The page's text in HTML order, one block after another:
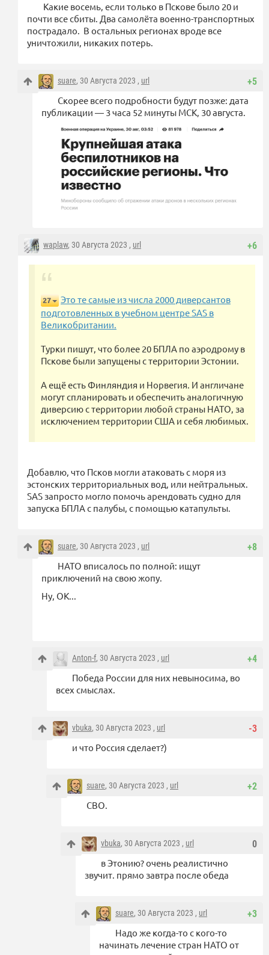
Какие восемь, если только в Пскове было 20 и
почти все сбиты. Два самолёта военно-транспортных
пострадало. В остальных регионах вроде все
уничтожили, никаких потерь.
+5
suare, 30 Августа 2023 , url
Скорее всего подробности будут позже: дата
публикации — 3 часа 52 минуты МСК, 30 августа.
+6
waplaw, 30 Августа 2023 , url
27
Это те самые из числа 2000 диверсантов
подготовленных в учебном центре SAS в
Великобритании.
Турки пишут, что более 20 БПЛА по аэродрому в
Пскове были запущены с территории Эстонии.
А ещё есть Финляндия и Норвегия. И англичане
могут спланировать и обеспечить аналогичную
диверсию с территории любой страны НАТО, за
исключением территории США и себя любимых.
Добавлю, что Псков могли атаковать с моря из
эстонских территориальных вод, или нейтральных.
SAS запросто могло помочь арендовать судно для
запуска БПЛА с палубы, с помощью катапульты.
+8
suare, 30 Августа 2023 , url
НАТО вписалось по полной: ищут
приключений на свою жопу.
Ну, ОК...
+4
Anton-f, 30 Августа 2023 , url
Победа России для них невыносима, во
всех смыслах.
-3
vbuka, 30 Августа 2023 , url
и что Россия сделает?)
+2
suare, 30 Августа 2023 , url
СВО.
0
vbuka, 30 Августа 2023 , url
в Этонию? очень реалистично
звучит. прямо завтра после обеда
+3
suare, 30 Августа 2023 , url
Надо же когда-то с кого-то
начинать лечение стран НАТО от